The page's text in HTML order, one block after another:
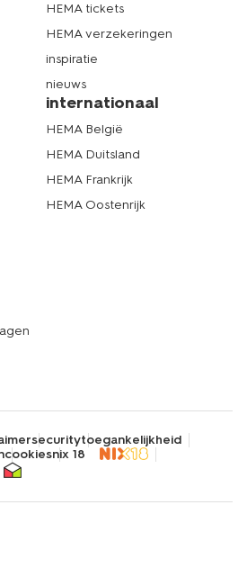
HEMA tickets
HEMA verzekeringen
inspiratie
nieuws
internationaal
HEMA België
HEMA Duitsland
HEMA Frankrijk
HEMA Oostenrijk
securitytoegankelijkheid
cookiesnix 18